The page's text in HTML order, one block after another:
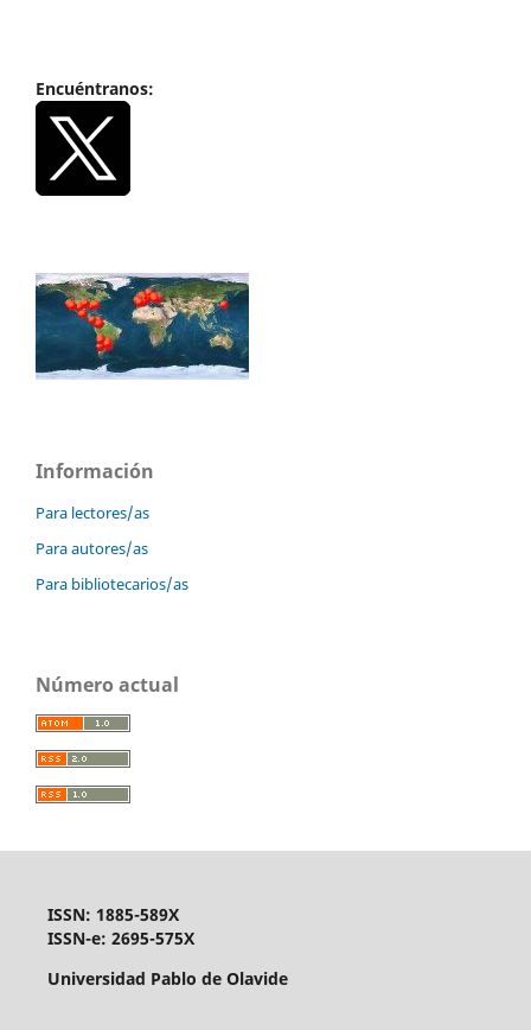
Encuéntranos:
Información
Para lectores/as
Para autores/as
Para bibliotecarios/as
Número actual
ISSN: 1885-589X
ISSN-e: 2695-575X
Universidad Pablo de Olavide